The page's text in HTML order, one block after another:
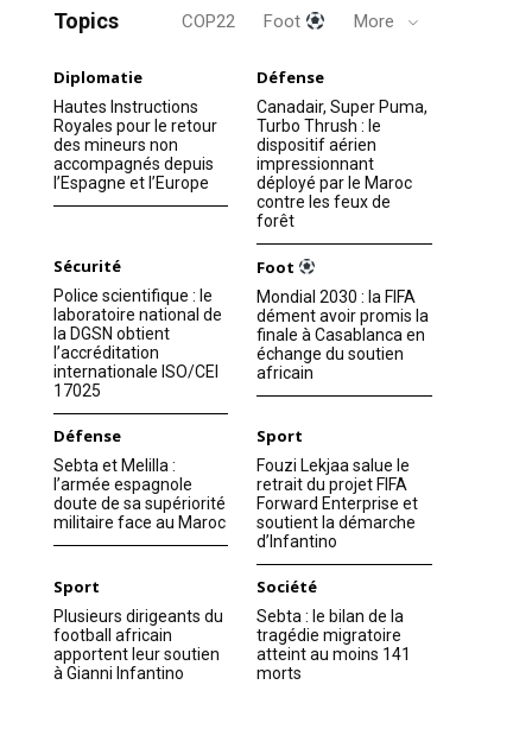
Topics COP22 Foot More
Diplomatie
Hautes Instructions
Royales pour le retour
des mineurs non
accompagnés depuis
l’Espagne et l’Europe
Défense
Canadair, Super Puma,
Turbo Thrush : le
dispositif aérien
impressionnant
déployé par le Maroc
contre les feux de
forêt
Sécurité
Police scientifique : le
laboratoire national de
la DGSN obtient
l’accréditation
internationale ISO/CEI
17025
Foot
Mondial 2030 : la FIFA
dément avoir promis la
finale à Casablanca en
échange du soutien
africain
Défense
Sebta et Melilla :
l’armée espagnole
doute de sa supériorité
militaire face au Maroc
Sport
Fouzi Lekjaa salue le
retrait du projet FIFA
Forward Enterprise et
soutient la démarche
d’Infantino
Sport
Plusieurs dirigeants du
football africain
apportent leur soutien
à Gianni Infantino
Société
Sebta : le bilan de la
tragédie migratoire
atteint au moins 141
morts